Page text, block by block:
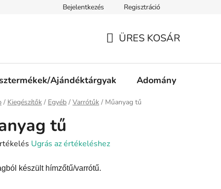
Jogi nyilatkozat Impresszum
Bejelentkezés Regisztráció
ÜRES KOSÁR
Ajándéktárgyak Adomány
/ Kiegészítők / Egyéb / Varrótűk / Műanyag tű
tű
Ugrás az értékeléshez
készült hímzőtű/varrótű.